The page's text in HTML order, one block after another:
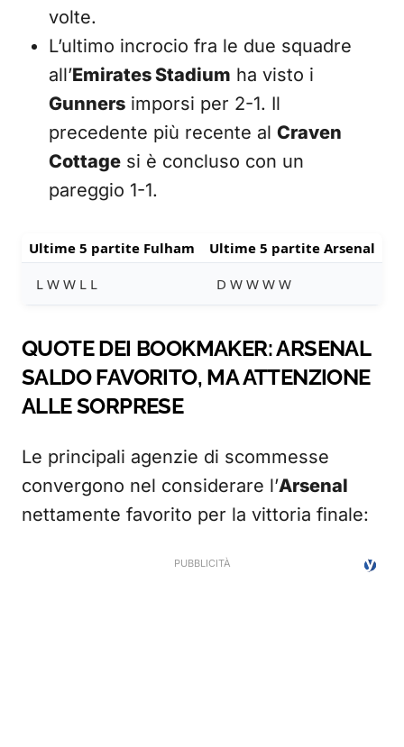
volte.
L’ultimo incrocio fra le due squadre
all’Emirates Stadium ha visto i
Gunners imporsi per 2-1. Il
precedente più recente al Craven
Cottage si è concluso con un
pareggio 1-1.
Ultime 5 partite Fulham
Ultime 5 partite Arsenal
L W W L L
D W W W W
QUOTE DEI BOOKMAKER: ARSENAL
SALDO FAVORITO, MA ATTENZIONE
ALLE SORPRESE
Le principali agenzie di scommesse
convergono nel considerare l’Arsenal
nettamente favorito per la vittoria finale: